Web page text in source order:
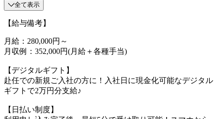
全て表示
【給与備考】
月給：280,000円～
月収例：352,000円(月給＋各種手当)
【デジタルギフト】
赴任での新規ご入社の方に！入社日に現金化可能なデジタル
ギフトで2万円分支給♪
【日払い制度】